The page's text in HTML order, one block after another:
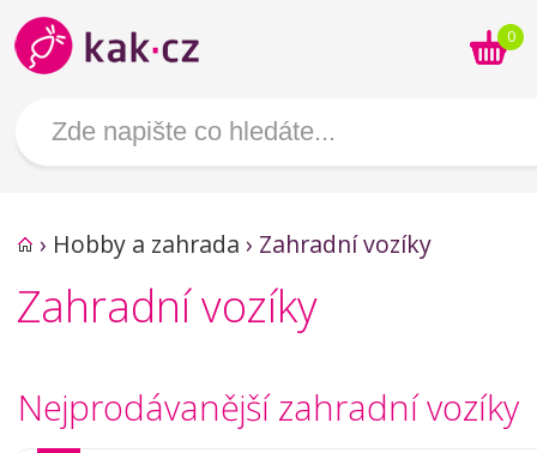
0
› Hobby a zahrada › Zahradní vozíky
Zahradní vozíky
Nejprodávanější zahradní vozíky